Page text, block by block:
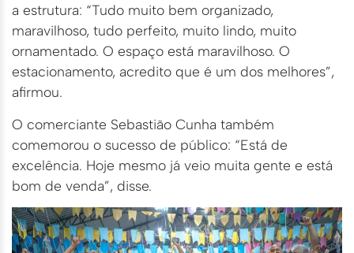
a estrutura: “Tudo muito bem organizado,
maravilhoso, tudo perfeito, muito lindo, muito
ornamentado. O espaço está maravilhoso. O
estacionamento, acredito que é um dos melhores”,
afirmou.
O comerciante Sebastião Cunha também
comemorou o sucesso de público: “Está de
excelência. Hoje mesmo já veio muita gente e está
bom de venda”, disse.